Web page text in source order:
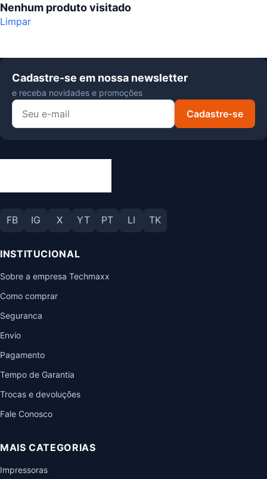
Nenhum produto visitado
Limpar
Cadastre-se em nossa newsletter
e receba novidades e promoções
Cadastre-se
FB IG X YT PT LI TK
INSTITUCIONAL
Sobre a empresa Techmaxx
Como comprar
Seguranca
Envio
Pagamento
Tempo de Garantia
Trocas e devoluções
Fale Conosco
MAIS CATEGORIAS
Impressoras